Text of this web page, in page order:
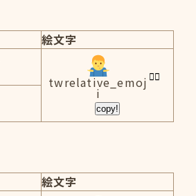
絵文字
twrelative_emoj
i
copy!
絵文字